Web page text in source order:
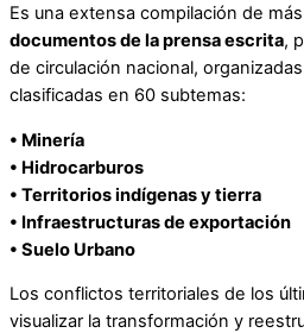
Es una extensa compilación de más
documentos de la prensa escrita,
de circulación nacional,
clasificadas en 60 subtemas:
• Minería
• Hidrocarburos
• Territorios indígenas y tierra
• Infraestructuras de exportación
• Suelo Urbano
Los conflictos territoriales de los
visualizar la transformación y